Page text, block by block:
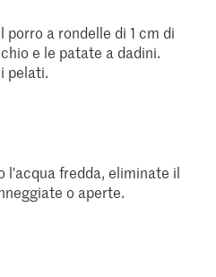
a rondelle di 1 cm di
e le patate a dadini.
pelati.
l'acqua fredda, eliminate il
o aperte.